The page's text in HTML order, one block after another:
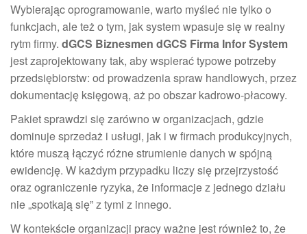
Wybierając oprogramowanie, warto myśleć nie tylko o
funkcjach, ale też o tym, jak system wpasuje się w realny
rytm firmy. dGCS Biznesmen dGCS Firma Infor System
jest zaprojektowany tak, aby wspierać typowe potrzeby
przedsiębiorstw: od prowadzenia spraw handlowych, przez
dokumentację księgową, aż po obszar kadrowo-płacowy.
Pakiet sprawdzi się zarówno w organizacjach, gdzie
dominuje sprzedaż i usługi, jak i w firmach produkcyjnych,
które muszą łączyć różne strumienie danych w spójną
ewidencję. W każdym przypadku liczy się przejrzystość
oraz ograniczenie ryzyka, że informacje z jednego działu
nie „spotkają się” z tymi z innego.
W kontekście organizacji pracy ważne jest również to, że